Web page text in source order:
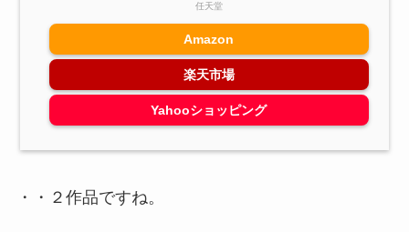
任天堂
Amazon
楽天市場
Yahooショッピング
・・２作品ですね。